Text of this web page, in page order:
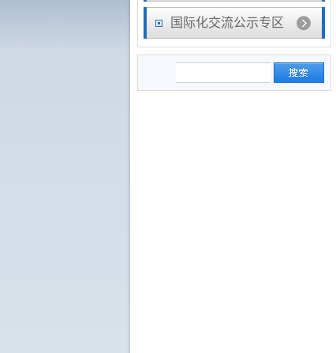
国际化交流公示专区